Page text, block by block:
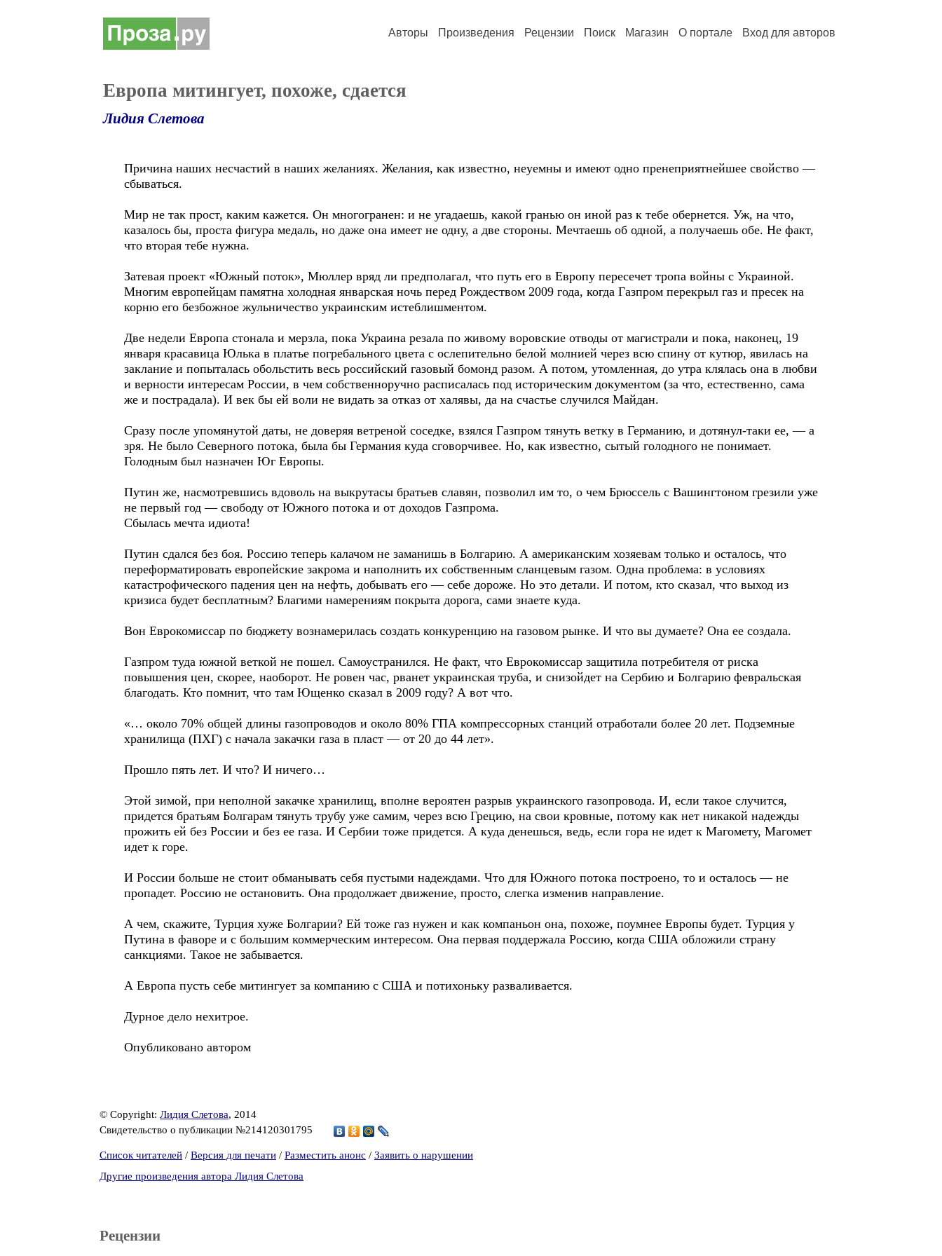
Авторы Произведения Рецензии Поиск Магазин О портале Вход для авторов
Европа митингует, похоже, сдается
Лидия Слетова
Причина наших несчастий в наших желаниях. Желания, как известно, неуемны и имеют одно пренеприятнейшее свойство —
сбываться.
Мир не так прост, каким кажется. Он многогранен: и не угадаешь, какой гранью он иной раз к тебе обернется. Уж, на что,
казалось бы, проста фигура медаль, но даже она имеет не одну, а две стороны. Мечтаешь об одной, а получаешь обе. Не факт,
что вторая тебе нужна.
Затевая проект «Южный поток», Мюллер вряд ли предполагал, что путь его в Европу пересечет тропа войны с Украиной.
Многим европейцам памятна холодная январская ночь перед Рождеством 2009 года, когда Газпром перекрыл газ и пресек на
корню его безбожное жульничество украинским истеблишментом.
Две недели Европа стонала и мерзла, пока Украина резала по живому воровские отводы от магистрали и пока, наконец, 19
января красавица Юлька в платье погребального цвета с ослепительно белой молнией через всю спину от кутюр, явилась на
заклание и попыталась обольстить весь российский газовый бомонд разом. А потом, утомленная, до утра клялась она в любви
и верности интересам России, в чем собственноручно расписалась под историческим документом (за что, естественно, сама
же и пострадала). И век бы ей воли не видать за отказ от халявы, да на счастье случился Майдан.
Сразу после упомянутой даты, не доверяя ветреной соседке, взялся Газпром тянуть ветку в Германию, и дотянул-таки ее, — а
зря. Не было Северного потока, была бы Германия куда сговорчивее. Но, как известно, сытый голодного не понимает.
Голодным был назначен Юг Европы.
Путин же, насмотревшись вдоволь на выкрутасы братьев славян, позволил им то, о чем Брюссель с Вашингтоном грезили уже
не первый год — свободу от Южного потока и от доходов Газпрома.
Сбылась мечта идиота!
Путин сдался без боя. Россию теперь калачом не заманишь в Болгарию. А американским хозяевам только и осталось, что
переформатировать европейские закрома и наполнить их собственным сланцевым газом. Одна проблема: в условиях
катастрофического падения цен на нефть, добывать его — себе дороже. Но это детали. И потом, кто сказал, что выход из
кризиса будет бесплатным? Благими намерениям покрыта дорога, сами знаете куда.
Вон Еврокомиссар по бюджету вознамерилась создать конкуренцию на газовом рынке. И что вы думаете? Она ее создала.
Газпром туда южной веткой не пошел. Самоустранился. Не факт, что Еврокомиссар защитила потребителя от риска
повышения цен, скорее, наоборот. Не ровен час, рванет украинская труба, и снизойдет на Сербию и Болгарию февральская
благодать. Кто помнит, что там Ющенко сказал в 2009 году? А вот что.
«… около 70% общей длины газопроводов и около 80% ГПА компрессорных станций отработали более 20 лет. Подземные
хранилища (ПХГ) с начала закачки газа в пласт — от 20 до 44 лет».
Прошло пять лет. И что? И ничего…
Этой зимой, при неполной закачке хранилищ, вполне вероятен разрыв украинского газопровода. И, если такое случится,
придется братьям Болгарам тянуть трубу уже самим, через всю Грецию, на свои кровные, потому как нет никакой надежды
прожить ей без России и без ее газа. И Сербии тоже придется. А куда денешься, ведь, если гора не идет к Магомету, Магомет
идет к горе.
И России больше не стоит обманывать себя пустыми надеждами. Что для Южного потока построено, то и осталось — не
пропадет. Россию не остановить. Она продолжает движение, просто, слегка изменив направление.
А чем, скажите, Турция хуже Болгарии? Ей тоже газ нужен и как компаньон она, похоже, поумнее Европы будет. Турция у
Путина в фаворе и с большим коммерческим интересом. Она первая поддержала Россию, когда США обложили страну
санкциями. Такое не забывается.
А Европа пусть себе митингует за компанию с США и потихоньку разваливается.
Дурное дело нехитрое.
Опубликовано автором
© Copyright: Лидия Слетова, 2014
Свидетельство о публикации №214120301795
Список читателей / Версия для печати / Разместить анонс / Заявить о нарушении
Другие произведения автора Лидия Слетова
Рецензии